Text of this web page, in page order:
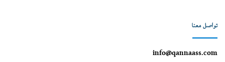
تواصل معنا
info@qannaass.com